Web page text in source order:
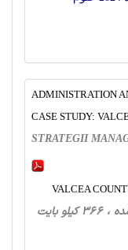
ADMINISTRATION
CASE STUDY:
STRATEGII
، کلیه گرایش ها، 12 صفحه فارسی تایپ شده ، 366 کیلو بایت